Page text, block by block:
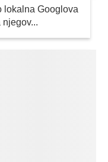
lokalna Googlova